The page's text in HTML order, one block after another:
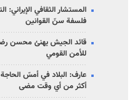
المستشار الثقافي الإيراني:
فلسفة سنّ القوانين
قائد الجيش يهنئ محسن
للأمن القومي
عارف: البلاد في أمسّ
أكثر من أي وقت مضى